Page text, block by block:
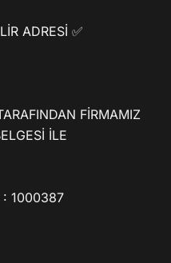
ADRESİ ✅
FİRMAMIZ
İLE
: 1000387